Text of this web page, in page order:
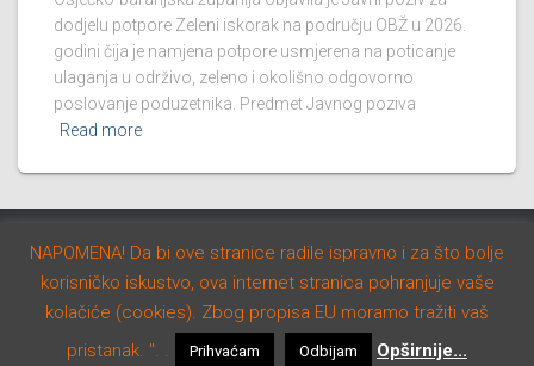
dodjelu potpore Zeleni iskorak na području OBŽ u 2026.
godini čija je namjena potpore usmjerena na poticanje
ulaganja u održivo, zeleno i okolišno odgovorno
poslovanje poduzetnika. Predmet Javnog poziva
Read more
AKTUALNO NATJEČAJI STUDIJE I PROGRAMI
Hestia | Developed by
NAPOMENA! Da bi ove stranice radile ispravno i za što bolje
korisničko iskustvo, ova internet stranica pohranjuje vaše
kolačiće (cookies). Zbog propisa EU moramo tražiti vaš
pristanak. ". .
Prihvaćam Odbijam Opširnije...